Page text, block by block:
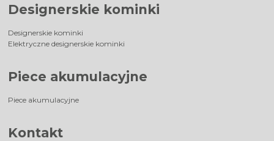
Designerskie kominki
Designerskie kominki
Elektryczne designerskie kominki
Piece akumulacyjne
Piece akumulacyjne
Kontakt